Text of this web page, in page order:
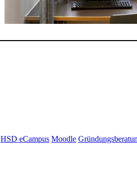
HSD eCampus Moodle